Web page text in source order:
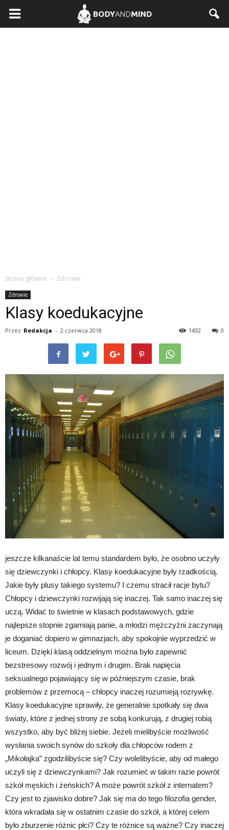
BodyAndMind.pl
Strona główna Zdrowie
Zdrowie
Klasy koedukacyjne
Przez Redakcja - 2 czerwca 2018 0
1432
jeszcze kilkanaście lat temu standardem było, że osobno uczyły
się dziewczynki i chłopcy. Klasy koedukacyjne były rzadkością.
Jakie były plusy takiego systemu? I czemu stracił racje bytu?
Chłopcy i dziewczynki rozwijają się inaczej. Tak samo inaczej się
uczą. Widać to świetnie w klasach podstawowych, gdzie
najlepsze stopnie zgarniają panie, a młodzi mężczyźni zaczynają
je doganiać dopiero w gimnazjach, aby spokojnie wyprzedzić w
liceum. Dzięki klasą oddzielnym można było zapewnić
bezstresowy rozwój i jednym i drugim. Brak napięcia
seksualnego pojawiający się w późniejszym czasie, brak
problemów z przemocą – chłopcy inaczej rozumieją rozrywkę.
Klasy koedukacyjne sprawiły, że generalnie spotkały się dwa
światy, które z jednej strony ze sobą konkurują, z drugiej robią
wszystko, aby być bliżej siebie. Jeżeli mielibyście możliwość
wysłania swoich synów do szkoły dla chłopców rodem z
„Mikołajka” zgodzilibyście się? Czy wolelibyście, aby od małego
uczyli się z dziewczynkami? Jak rozumieć w takim razie powrót
szkół męskich i żeńskich? A może powrót szkół z internatem?
Czy jest to zjawisko dobre? Jak się ma do tego filozofia gender,
która wkradała się w ostatnim czasie do szkół, a której celem
było zburzenie różnic płci? Czy te różnice są ważne? Czy inaczej